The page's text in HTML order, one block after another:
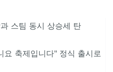
스팀 동시 상승세 탄
요 축제입니다" 정식 출시로